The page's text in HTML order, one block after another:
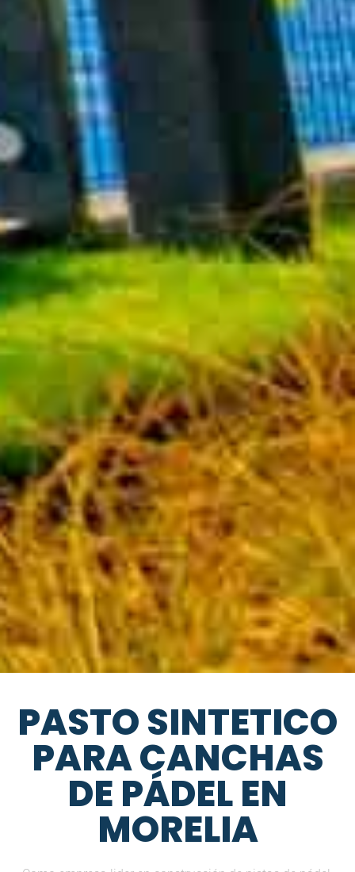
PASTO SINTETICO
PARA CANCHAS
DE PÁDEL EN
MORELIA